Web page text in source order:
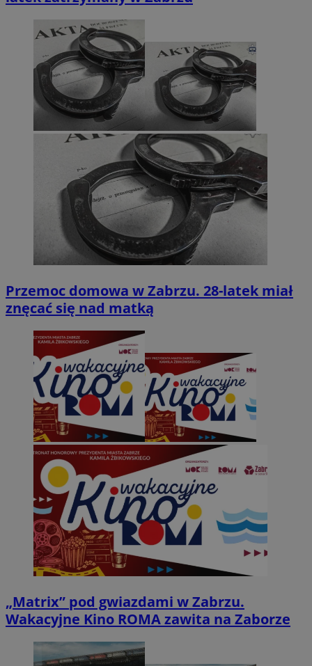
Przemoc domowa w Zabrzu. 28-latek miał
znęcać się nad matką
„Matrix” pod gwiazdami w Zabrzu.
Wakacyjne Kino ROMA zawita na Zaborze